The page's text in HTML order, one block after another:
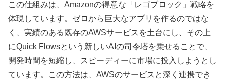
この仕組みは、Amazonの得意な「レゴブロック」戦略を
体現しています。ゼロから巨大なアプリを作るのではな
く、実績のある既存のAWSサービスを土台にし、その上
にQuick Flowsという新しいAIの司令塔を乗せることで、
開発時間を短縮し、スピーディーに市場に投入しようとし
ています。この方法は、AWSのサービスと深く連携でき